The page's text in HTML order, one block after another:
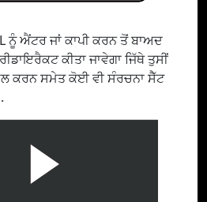
ਨੂੰ ਐਂਟਰ ਜਾਂ ਕਾਪੀ ਕਰਨ ਤੋਂ ਬਾਅਦ
ਕੀਤਾ ਜਾਵੇਗਾ ਜਿੱਥੇ ਤੁਸੀਂ
ਕਰਨ ਸਮੇਤ ਕੋਈ ਵੀ ਸੰਰਚਨਾ ਸੈੱਟ